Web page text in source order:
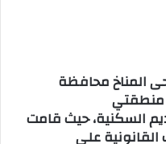
المناخ محافظة
منطقتي
السكنية، حيث قامت
القانونية على